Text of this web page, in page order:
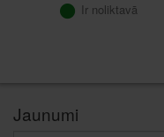
Ir noliktavā
Jaunumi